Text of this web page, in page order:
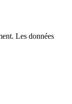
Les données